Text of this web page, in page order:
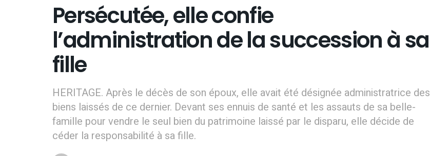
Persécutée, elle confie
l’administration de la succession à sa
fille
HERITAGE. Après le décès de son époux, elle avait été désignée administratrice des
biens laissés de ce dernier. Devant ses ennuis de santé et les assauts de sa belle-
famille pour vendre le seul bien du patrimoine laissé par le disparu, elle décide de
céder la responsabilité à sa fille.